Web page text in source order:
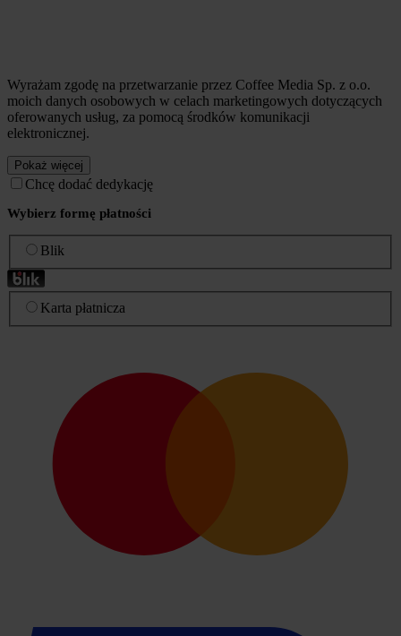
Wyrażam zgodę na przetwarzanie przez Coffee Media Sp. z o.o.
moich danych osobowych w celach marketingowych dotyczących
oferowanych usług, za pomocą środków komunikacji
elektronicznej.
Pokaż więcej
Chcę dodać dedykację
Wybierz formę płatności
Blik
Karta płatnicza